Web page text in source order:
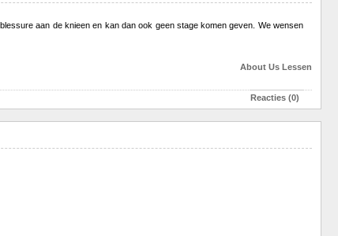
aan de knieen en kan dan ook geen stage komen geven. We wensen
About Us Lessen
Reacties (0)